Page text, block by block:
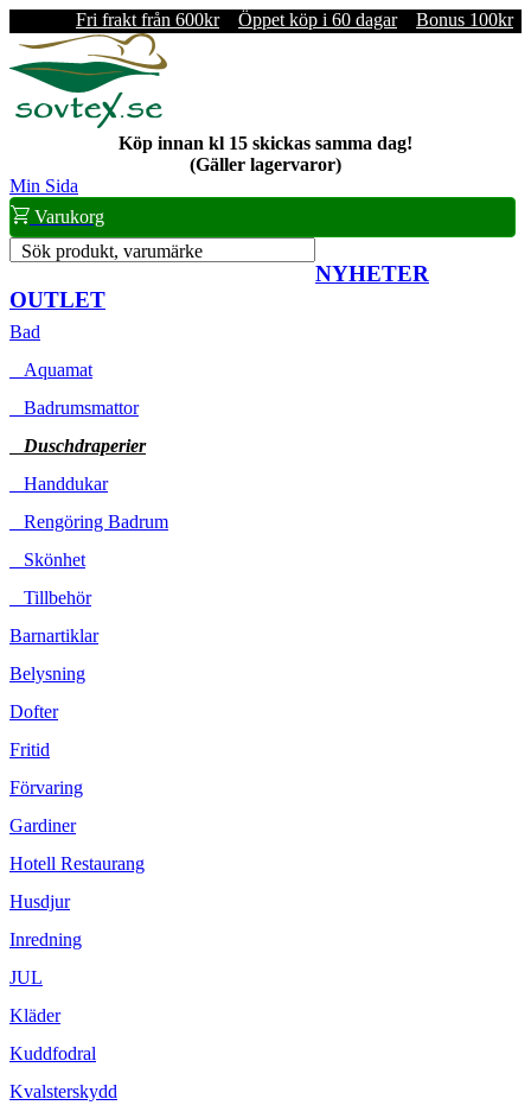
Fri frakt från 600kr Öppet köp i 60 dagar Bonus 100kr
Köp innan kl 15 skickas samma dag!
(Gäller lagervaror)
Min Sida
Varukorg
Sök produkt, varumärke
NYHETER
OUTLET
Bad
Aquamat
Badrumsmattor
Duschdraperier
Handdukar
Rengöring Badrum
Skönhet
Tillbehör
Barnartiklar
Belysning
Dofter
Fritid
Förvaring
Gardiner
Hotell Restaurang
Husdjur
Inredning
JUL
Kläder
Kuddfodral
Kvalsterskydd